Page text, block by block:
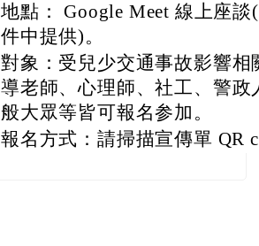
地點： Google Meet 線上座
件中提供)。
對象：受兒少交通事故影響
導老師、心理師、社工、警
般大眾等皆可報名参加。
報名方式：請掃描宣傳單 QR